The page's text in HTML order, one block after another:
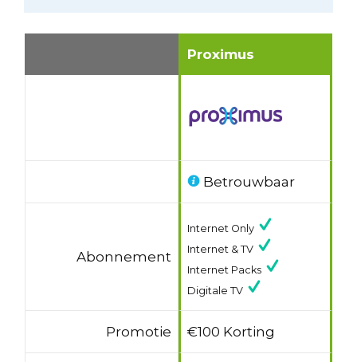
Proximus
Betrouwbaar
Abonnement
Internet Only
Internet & TV
Internet Packs
Digitale TV
Promotie €100 Korting